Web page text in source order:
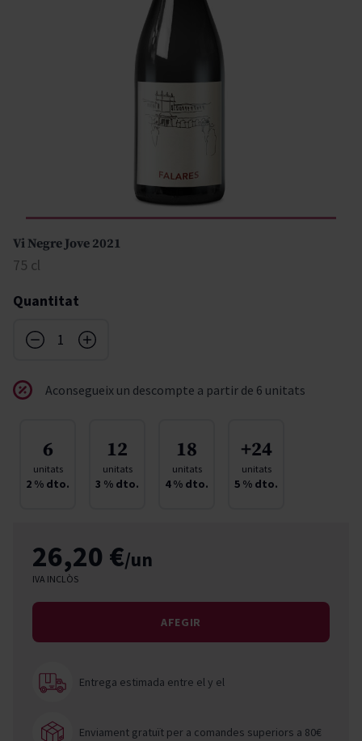
Vi Negre Jove 2021
75 cl
Quantitat
Aconsegueix un descompte a partir de 6 unitats
6
unitats
2 % dto.
12
unitats
3 % dto.
18
unitats
4% dto.
+24
unitats
5 % dto.
26,20 €/un
IVA INCLÒS
AFEGIR
Entrega estimada entre ely el
Enviament gratuït per a comandes superiors a 80€